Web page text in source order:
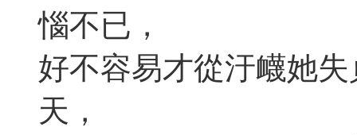
惱不已，
好不容易才從汙衊她
天，